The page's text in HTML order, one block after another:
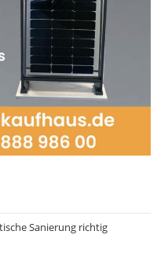
Sanierung richtig